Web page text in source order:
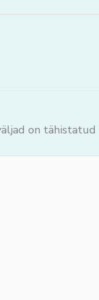
on tähistatud